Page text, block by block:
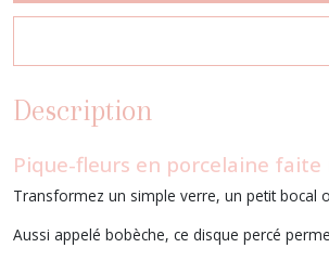
Description
Pique-fleurs en porcelaine faite
Transformez un simple verre, un petit bocal
Aussi appelé bobèche, ce disque percé